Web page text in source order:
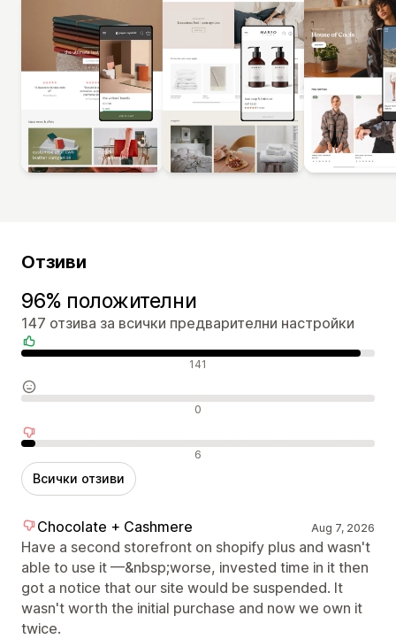
Отзиви
96% положителни
147 отзива за всички предварителни настройки
Положителни отзиви 141
Неутрални отзиви 0
Отрицателни отзиви 6
Всички отзиви
Chocolate + Cashmere Aug 7, 2026
Have a second storefront on shopify plus and wasn't
able to use it —&nbsp;worse, invested time in it then
got a notice that our site would be suspended. It
wasn't worth the initial purchase and now we own it
twice.